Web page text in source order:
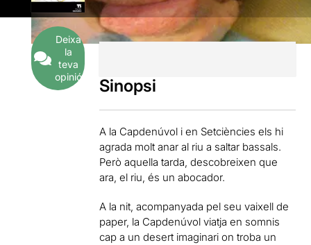
Deixa
la
teva
opinió
Sinopsi
A la Capdenúvol i en Setciències els hi
agrada molt anar al riu a saltar bassals.
Però aquella tarda, descobreixen que
ara, el riu, és un abocador.
A la nit, acompanyada pel seu vaixell de
paper, la Capdenúvol viatja en somnis
cap a un desert imaginari on troba un